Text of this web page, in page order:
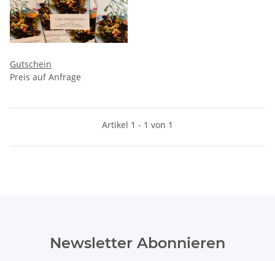
Gutschein
Preis auf Anfrage
Artikel 1 - 1 von 1
Newsletter Abonnieren